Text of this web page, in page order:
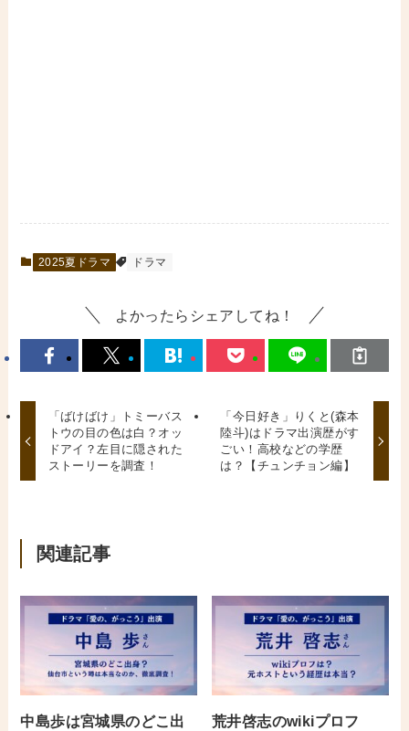
2025夏ドラマ ドラマ
よかったらシェアしてね！
「ばけばけ」トミーバス
トウの目の色は白？オッ
ドアイ？左目に隠された
ストーリーを調査！
「今日好き」りくと(森本
陸斗)はドラマ出演歴がす
ごい！高校などの学歴
は？【チュンチョン編】
関連記事
中島歩は宮城県のどこ出
荒井啓志のwikiプロフ